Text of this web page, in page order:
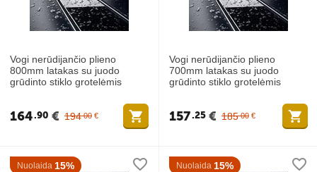
Vogi nerūdijančio plieno
800mm latakas su juodo
grūdinto stiklo grotelėmis
194 00 €
164 90 €
Vogi nerūdijančio plieno
700mm latakas su juodo
grūdinto stiklo grotelėmis
185 00 €
157 25 €
Nuolaida 15% Nuolaida 15%